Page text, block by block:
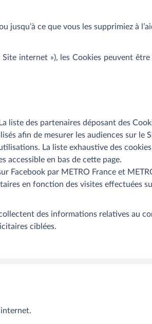
ce que vous les supprimiez à
internet »), les Cookies peuvent être
liste des partenaires déposant des
afin de mesurer les audiences sur le
La liste exhaustive des
accessible en bas de cette page.
Facebook par METRO France et
en fonction des visites effectuées
des informations relatives au
ciblées.